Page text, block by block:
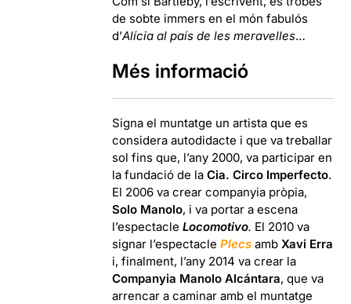
de sobte immers en el món fabulós
d’Alícia al país de les meravelles…
Més informació
Signa el muntatge un artista que es
considera autodidacte i que va treballar
sol fins que, l’any 2000, va participar en
la fundació de laCia. Circo Imperfecto.
El 2006 va crear companyia pròpia,
Solo Manolo, i va portar a escena
l’espectacleLocomotivo. El 2010 va
signar l’espectaclePlecs amb Xavi Erra
i, finalment, l’any 2014 va crear la
Companyia Manolo Alcántara, que va
arrencar a caminar amb el muntatge